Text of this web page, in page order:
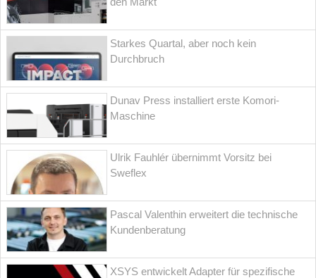
Starkes Quartal, aber noch kein
Durchbruch
Dunav Press installiert erste Komori-
Maschine
Ulrik Fauhlér übernimmt Vorsitz bei
Sweflex
Pascal Valenthin erweitert die technische
Kundenberatung
XSYS entwickelt Adapter für spezifische